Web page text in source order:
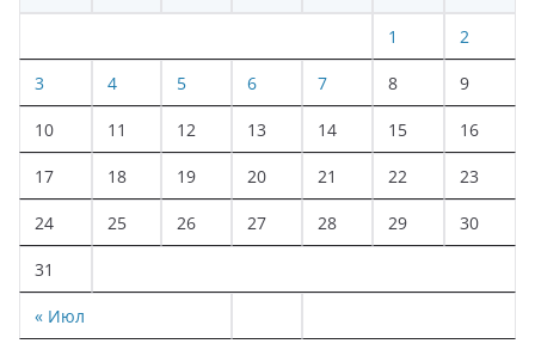
« Июл
1 2
3 4 5 6 7 8 9
10 11 12 13 14 15 16
17 18 19 20 21 22 23
24 25 26 27 28 29 30
31